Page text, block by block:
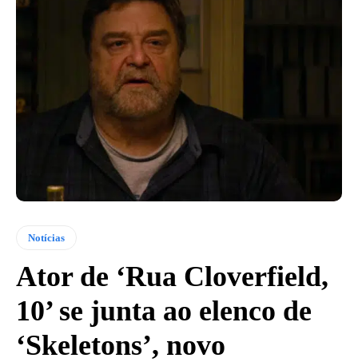
Notícias
Ator de ‘Rua Cloverfield,
10’ se junta ao elenco de
‘Skeletons’, novo